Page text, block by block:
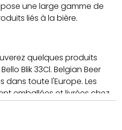
une large gamme de
liés à la bière.
quelques produits
Blik 33Cl. Belgian Beer
dans toute l'Europe. Les
emballées et livrées chez